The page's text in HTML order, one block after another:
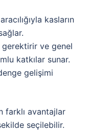
kasların
ve genel
katkılar sunar.
gelişimi
farklı avantajlar
seçilebilir.